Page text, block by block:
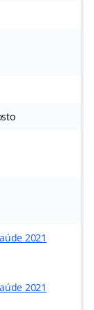
2021
2021